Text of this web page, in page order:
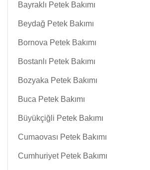
Bayraklı Petek Bakımı
Beydağ Petek Bakımı
Bornova Petek Bakımı
Bostanlı Petek Bakımı
Bozyaka Petek Bakımı
Buca Petek Bakımı
Büyükçiğli Petek Bakımı
Cumaovası Petek Bakımı
Cumhuriyet Petek Bakımı